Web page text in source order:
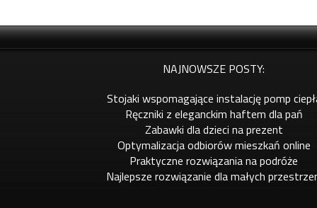
NAJNOWSZE POSTY:
Stojaki wspomagające instalację pomp
Ręczniki z eleganckim haftem dla pań
Zabawki dla dzieci na prezent
Optymalizacja odbiorów mieszkań online
Praktyczne rozwiązania na podróże
Najlepsze rozwiązanie dla małych